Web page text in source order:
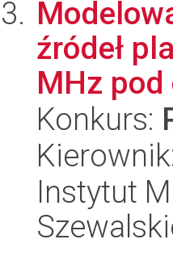
źródeł
MHz
Konkurs:
Instytut